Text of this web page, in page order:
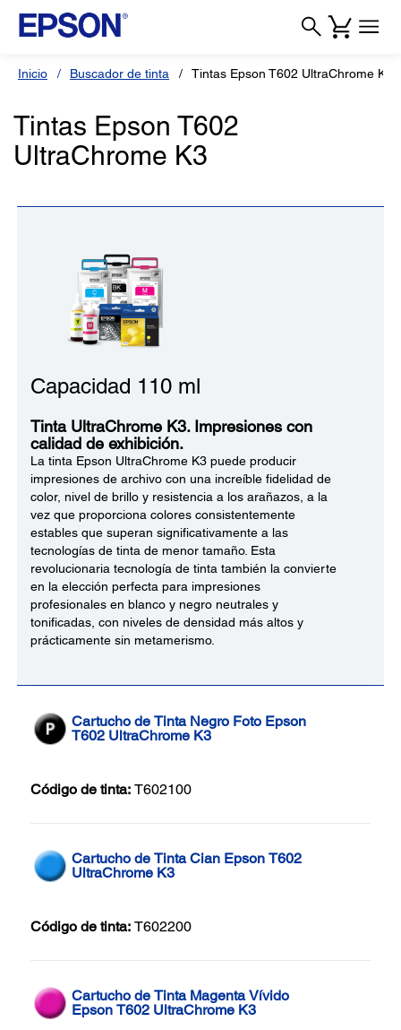
Inicio Buscador de tinta Tintas Epson T602 UltraChrome K3
Tintas Epson T602
UltraChrome K3
Capacidad 110 ml
Tinta UltraChrome K3. Impresiones con
calidad de exhibición.
La tinta Epson UltraChrome K3 puede producir
impresiones de archivo con una increíble fidelidad de
color, nivel de brillo y resistencia a los arañazos, a la
vez que proporciona colores consistentemente
estables que superan significativamente a las
tecnologías de tinta de menor tamaño. Esta
revolucionaria tecnología de tinta también la convierte
en la elección perfecta para impresiones
profesionales en blanco y negro neutrales y
tonificadas, con niveles de densidad más altos y
prácticamente sin metamerismo.
Cartucho de Tinta Negro Foto Epson
T602 UltraChrome K3
Código de tinta: T602100
Cartucho de Tinta Cian Epson T602
UltraChrome K3
Código de tinta: T602200
Cartucho de Tinta Magenta Vívido
Epson T602 UltraChrome K3